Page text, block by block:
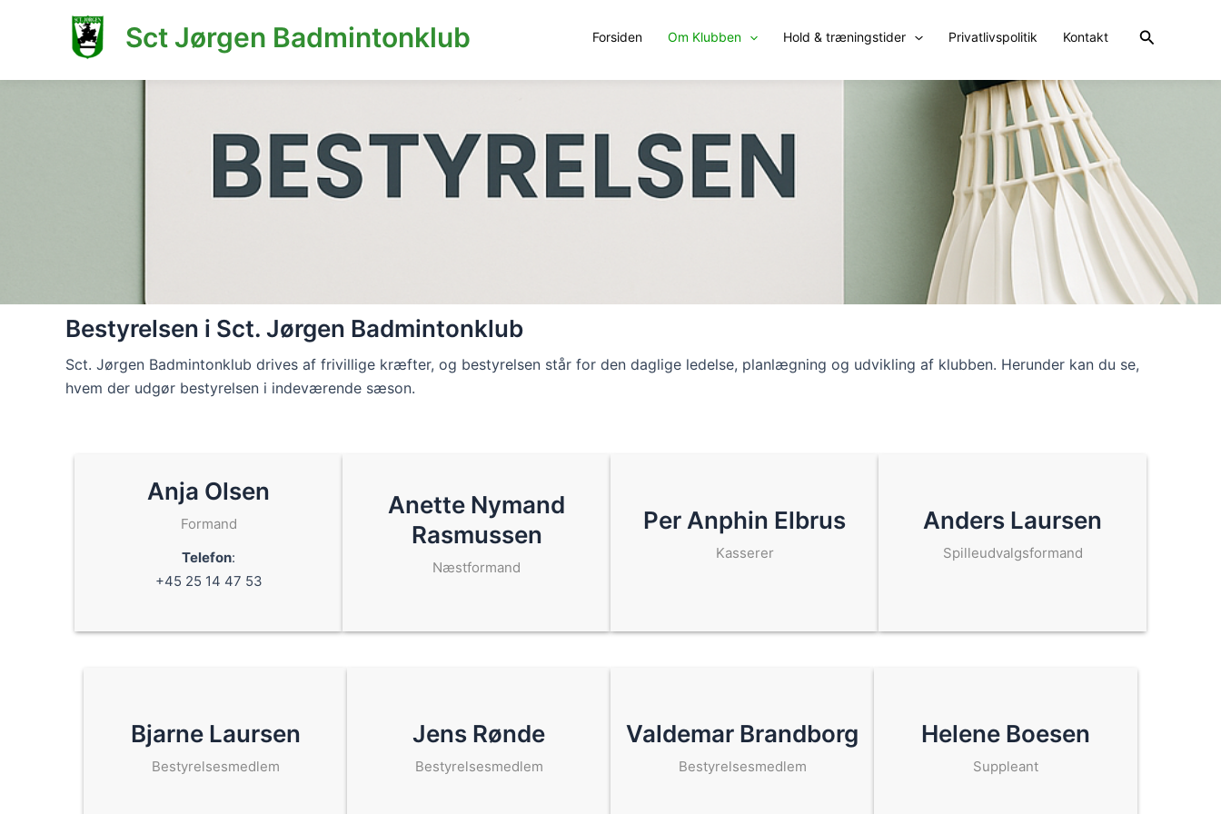
Gå
Sct Jørgen Badmintonklub Forsiden Om Klubben Hold & træningstider Privatlivspolitik Kontakt Søg
Bestyrelsen i Sct. Jørgen Badmintonklub
Sct. Jørgen Badmintonklub drives af frivillige kræfter, og bestyrelsen står for den daglige ledelse, planlægning og udvikling af klubben. Herunder kan du se,
hvem der udgør bestyrelsen i indeværende sæson.
Anja Olsen
Formand
Telefon:
+45 25 14 47 53
Anette Nymand
Rasmussen
Næstformand
Per Anphin Elbrus
Kasserer
Anders Laursen
Spilleudvalgsformand
Bjarne Laursen
Bestyrelsesmedlem
Jens Rønde
Bestyrelsesmedlem
Valdemar Brandborg
Bestyrelsesmedlem
Helene Boesen
Suppleant